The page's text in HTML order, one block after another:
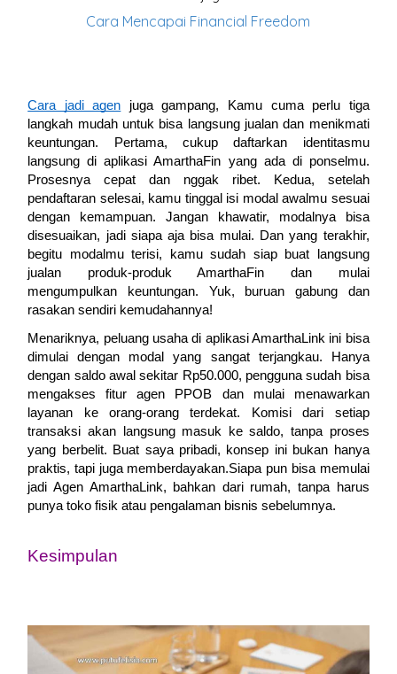
Cara Mencapai Financial Freedom
Cara jadi agen juga gampang, Kamu cuma perlu tiga
langkah mudah untuk bisa langsung jualan dan menikmati
keuntungan. Pertama, cukup daftarkan identitasmu
langsung di aplikasi AmarthaFin yang ada di ponselmu.
Prosesnya cepat dan nggak ribet. Kedua, setelah
pendaftaran selesai, kamu tinggal isi modal awalmu sesuai
dengan kemampuan. Jangan khawatir, modalnya bisa
disesuaikan, jadi siapa aja bisa mulai. Dan yang terakhir,
begitu modalmu terisi, kamu sudah siap buat langsung
jualan produk-produk AmarthaFin dan mulai
mengumpulkan keuntungan. Yuk, buruan gabung dan
rasakan sendiri kemudahannya!
Menariknya, peluang usaha di aplikasi AmarthaLink ini bisa
dimulai dengan modal yang sangat terjangkau. Hanya
dengan saldo awal sekitar Rp50.000, pengguna sudah bisa
mengakses fitur agen PPOB dan mulai menawarkan
layanan ke orang-orang terdekat. Komisi dari setiap
transaksi akan langsung masuk ke saldo, tanpa proses
yang berbelit. Buat saya pribadi, konsep ini bukan hanya
praktis, tapi juga memberdayakan.Siapa pun bisa memulai
jadi Agen AmarthaLink, bahkan dari rumah, tanpa harus
punya toko fisik atau pengalaman bisnis sebelumnya.
Kesimpulan